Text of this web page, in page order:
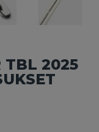
TBL 2025